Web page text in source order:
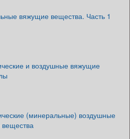
вяжущие вещества. Часть 1
и воздушные вяжущие
(минеральные) воздушные